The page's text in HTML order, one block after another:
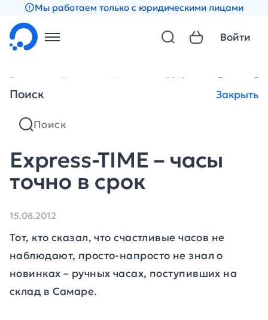
Мы работаем только с юридическими лицами
Поиск Закрыть
Войти
Главная Новости Новости за 2012 год Express-
Express-TIME – часы
точно в срок
15.08.2012
Тот, кто сказал, что счастливые часов не
наблюдают, просто-напросто не знал о
новинках – ручных часах, поступивших на
склад в Самаре.